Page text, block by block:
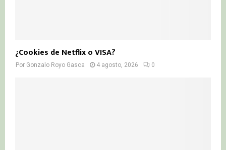
¿Cookies de Netflix o VISA?
Por Gonzalo Royo Gasca 4 agosto, 2026 0